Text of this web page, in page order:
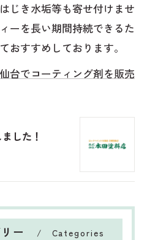
じき水垢等も寄せ付けませ
ーを長い期間持続できるた
おすすめしております。
仙台でコーティング剤を販売
した！
ー Categories